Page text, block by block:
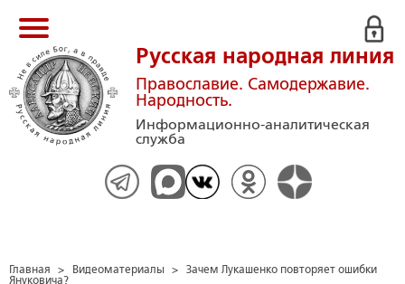
Русская народная линия
Православие. Самодержавие.
Народность.
Информационно-аналитическая
служба
Главная > Видеоматериалы > Зачем Лукашенко повторяет ошибки
Януковича?